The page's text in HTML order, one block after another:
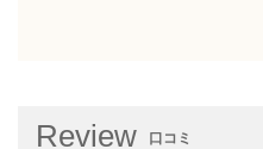
Review 口コミ